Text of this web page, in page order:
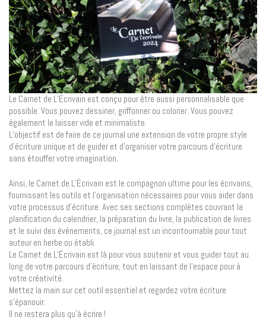
Le Carnet de L’Écrivain est conçu pour être aussi personnalisable que
possible. Vous pouvez dessiner, griffonner ou colorier. Vous pouvez
également le laisser vide et minimaliste.
L’objectif est de faire de ce journal une extension de votre propre style
d’écriture unique et de guider et d’organiser votre parcours d’écriture
sans étouffer votre imagination.
Ainsi, le Carnet de L’Écrivain est le compagnon ultime pour les écrivains,
fournissant les outils et l’organisation nécessaires pour vous aider dans
votre processus d’écriture. Avec ses sections complètes couvrant la
planification du calendrier, la préparation du livre, la publication de livres
et le suivi des événements, ce journal est un incontournable pour tout
auteur en herbe ou établi.
Le Carnet de L’Écrivain est là pour vous soutenir et vous guider tout au
long de votre parcours d’écriture, tout en laissant de l’espace pour à
votre créativité.
Mettez la main sur cet outil essentiel et regardez votre écriture
s’épanouir.
Il ne restera plus qu’à écrire !